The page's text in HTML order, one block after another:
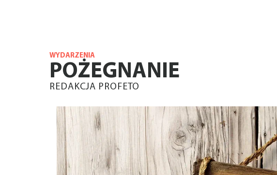
WYDARZENIA
POŻEGNANIE
REDAKCJA PROFETO